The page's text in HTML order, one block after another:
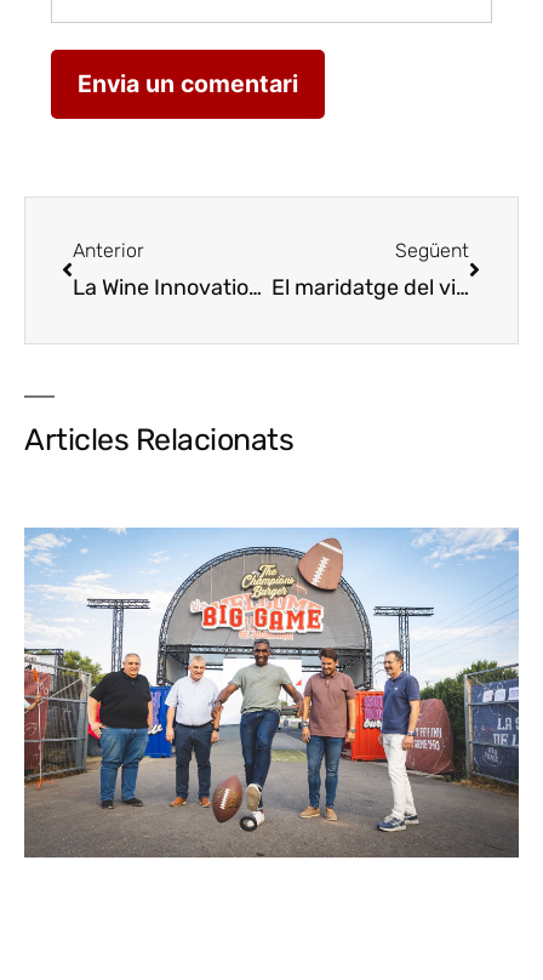
Anterior
La Wine Innovation Week presentarà les principals novetats tecnològiques del sector vitivinícola
Següent
El maridatge del vi i el periodisme, present en el Congrés d’Osca
Articles Relacionats